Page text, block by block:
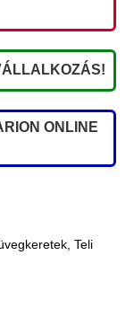
ONLINE
Teli